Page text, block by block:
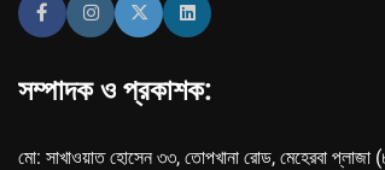
সম্পাদক ও প্রকাশক:
মো: সাখাওয়াত হোসেন ৩৩, তোপখানা রোড, মেহেরবা প্লাজা